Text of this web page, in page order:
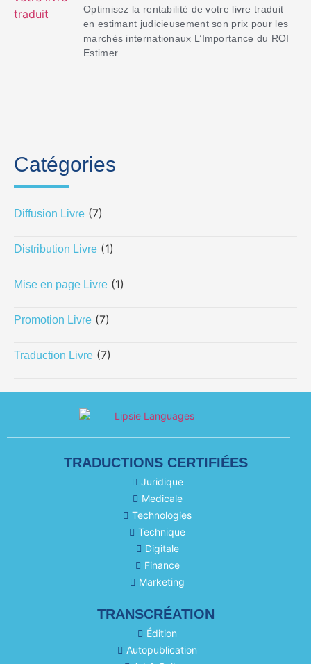
Optimisez la rentabilité de votre livre traduit
en estimant judicieusement son prix pour les
marchés internationaux L’Importance du ROI
Estimer
Catégories
Diffusion Livre (7)
Distribution Livre (1)
Mise en page Livre (1)
Promotion Livre (7)
Traduction Livre (7)
TRADUCTIONS CERTIFIÉES
Juridique
Medicale
Technologies
Technique
Digitale
Finance
Marketing
TRANSCRÉATION
Édition
Autopublication